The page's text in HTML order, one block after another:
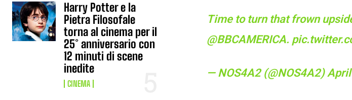
Harry Potter e la
Pietra Filosofale
torna al cinema per il
25° anniversario con
12 minuti di scene
inedite
CINEMA
Time to turn that frown
@BBCAMERICA.
— NOS4A2 (@NOS4A2)